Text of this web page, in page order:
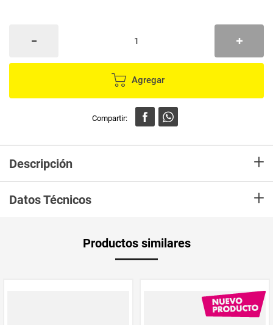
Agregar
Descripción +
Datos Técnicos +
Productos similares